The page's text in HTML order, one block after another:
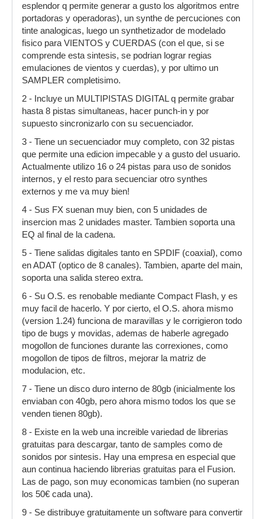
esplendor q permite generar a gusto los algoritmos entre
portadoras y operadoras), un synthe de percuciones con
tinte analogicas, luego un synthetizador de modelado
fisico para VIENTOS y CUERDAS (con el que, si se
comprende esta sintesis, se podrian lograr regias
emulaciones de vientos y cuerdas), y por ultimo un
SAMPLER completisimo.
2 - Incluye un MULTIPISTAS DIGITAL q permite grabar
hasta 8 pistas simultaneas, hacer punch-in y por
supuesto sincronizarlo con su secuenciador.
3 - Tiene un secuenciador muy completo, con 32 pistas
que permite una edicion impecable y a gusto del usuario.
Actualmente utilizo 16 o 24 pistas para uso de sonidos
internos, y el resto para secuenciar otro synthes
externos y me va muy bien!
4 - Sus FX suenan muy bien, con 5 unidades de
insercion mas 2 unidades master. Tambien soporta una
EQ al final de la cadena.
5 - Tiene salidas digitales tanto en SPDIF (coaxial), como
en ADAT (optico de 8 canales). Tambien, aparte del main,
soporta una salida stereo extra.
6 - Su O.S. es renobable mediante Compact Flash, y es
muy facil de hacerlo. Y por cierto, el O.S. ahora mismo
(version 1.24) funciona de maravillas y le corrigieron todo
tipo de bugs y movidas, ademas de haberle agregado
mogollon de funciones durante las correxiones, como
mogollon de tipos de filtros, mejorar la matriz de
modulacion, etc.
7 - Tiene un disco duro interno de 80gb (inicialmente los
enviaban con 40gb, pero ahora mismo todos los que se
venden tienen 80gb).
8 - Existe en la web una increible variedad de librerias
gratuitas para descargar, tanto de samples como de
sonidos por sintesis. Hay una empresa en especial que
aun continua haciendo librerias gratuitas para el Fusion.
Las de pago, son muy economicas tambien (no superan
los 50€ cada una).
9 - Se distribuye gratuitamente un software para convertir